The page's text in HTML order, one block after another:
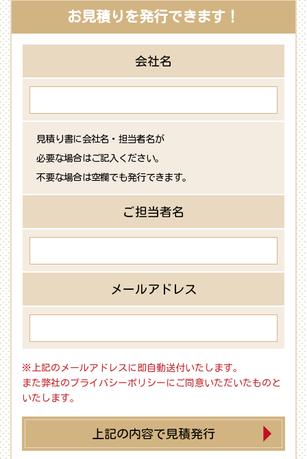
お見積りを発行できます！
会社名
見積り書に会社名・担当者名が
必要な場合はご記入ください。
不要な場合は空欄でも発行できます。
ご担当者名
メールアドレス
※上記のメールアドレスに即自動送付いたします。
また弊社のプライバシーポリシーにご同意いただいたものと
いたします。
上記の内容で見積発行